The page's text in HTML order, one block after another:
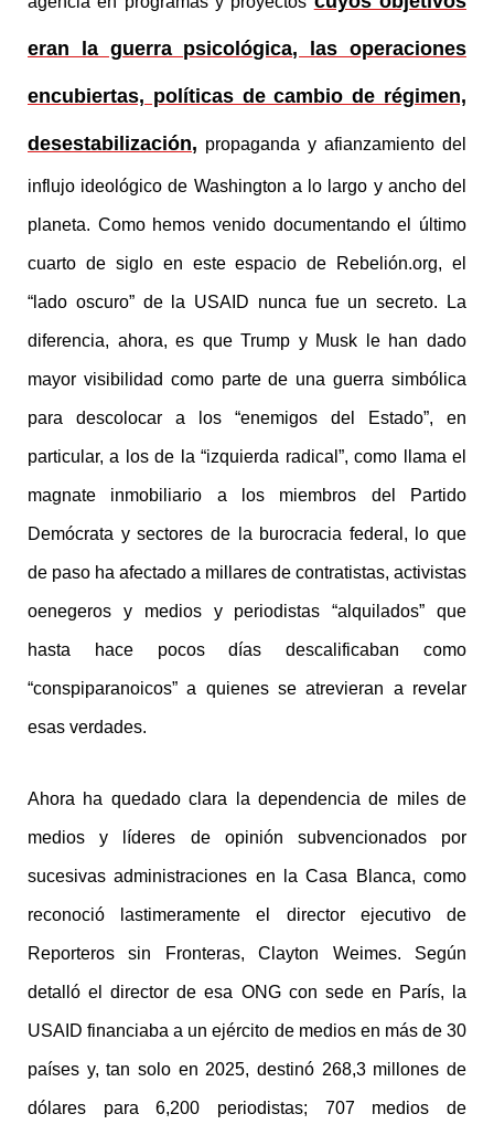
eran la guerra psicológica, las operaciones
encubiertas, políticas de cambio de régimen,
desestabilización, propaganda y afianzamiento del
influjo ideológico de Washington a lo largo y ancho del
planeta. Como hemos venido documentando el último
cuarto de siglo en este espacio de Rebelión.org, el
“lado oscuro” de la USAID nunca fue un secreto. La
diferencia, ahora, es que Trump y Musk le han dado
mayor visibilidad como parte de una guerra simbólica
para descolocar a los “enemigos del Estado”, en
particular, a los de la “izquierda radical”, como llama el
magnate inmobiliario a los miembros del Partido
Demócrata y sectores de la burocracia federal, lo que
de paso ha afectado a millares de contratistas, activistas
oenegeros y medios y periodistas “alquilados” que
hasta hace pocos días descalificaban como
“conspiparanoicos” a quienes se atrevieran a revelar
esas verdades.
Ahora ha quedado clara la dependencia de miles de
medios y líderes de opinión subvencionados por
sucesivas administraciones en la Casa Blanca, como
reconoció lastimeramente el director ejecutivo de
Reporteros sin Fronteras, Clayton Weimes. Según
detalló el director de esa ONG con sede en París, la
USAID financiaba a un ejército de medios en más de 30
países y, tan solo en 2025, destinó 268,3 millones de
dólares para 6,200 periodistas; 707 medios de